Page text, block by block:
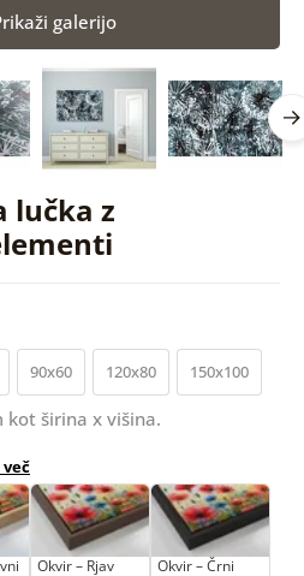
lučka z
galerijo
90x60 120x80 150x100
kot širina x višina.
Okvir – Rjav
Okvir – Črni